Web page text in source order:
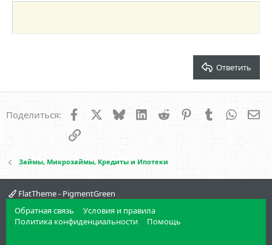
18
Tahoma
Ответить
Поделиться: Facebook BlueskyLinkedIn
Reddit PinterestTumblr
Ссылка
Займы, Микрозаймы, Кредиты и Ипотеки
FlatTheme - PigmentGreen
Обратная связь
Условия и правила
Политика конфиденциальности
Помощь